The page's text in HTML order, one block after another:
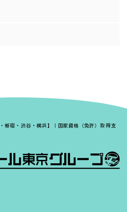
新宿・渋谷・横浜】｜国家資格（免許）取得支